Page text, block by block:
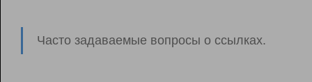
Часто задаваемые вопросы о ссылках.